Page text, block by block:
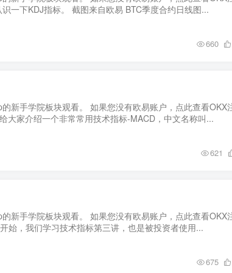
一下KDJ指标。 截图来自欧易 BTC季度合约日线图...
660
新手学院板块观看。 如果您没有欧易账户，点此查看OKX
大家介绍一个非常常用技术指标-MACD，中文名称叫...
621
新手学院板块观看。 如果您没有欧易账户，点此查看OKX
始，我们学习技术指标第三讲，也是被投资者使用...
675